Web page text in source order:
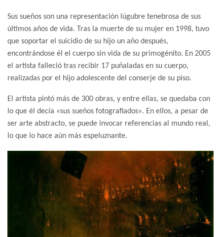
Sus sueños son una representación lúgubre tenebrosa de sus
últimos años de vida. Tras la muerte de su mujer en 1998, tuvo
que soportar el suicidio de su hijo un año después,
encontrándose él el cuerpo sin vida de su primogénito. En 2005
el artista falleció tras recibir 17 puñaladas en su cuerpo,
realizadas por el hijo adolescente del conserje de su piso.
El artista pintó más de 300 obras, y entre ellas, se quedaba con
lo que él decía «sus sueños fotografiados». En ellos, a pesar de
ser arte abstracto, se puede invocar referencias al mundo real,
lo que lo hace aún más espeluznante.